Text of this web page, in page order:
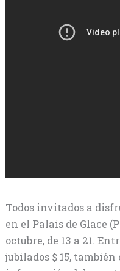
Todos invitados a
en el Palais de Glace
octubre, de 13 a 21.
jubilados $ 15,